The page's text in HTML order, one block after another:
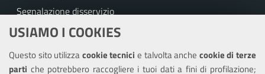
USIAMO I COOKIES
Questo sito utilizzacookie tecnicie talvolta anche cookie di terze
parti che potrebbero raccogliere i tuoi dati a fini di profilazione;
Segnalazione disservizio
Richiesta assistenza
Amministrazione trasparente